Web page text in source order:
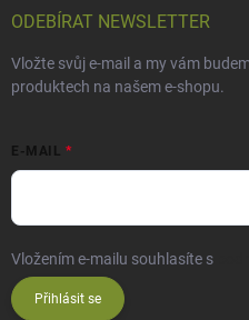
ODEBÍRAT NEWSLETTER
Vložte svůj e-mail a my vám
produktech na našem e-shopu.
E-MAIL
Vložením e-mailu souhlasíte s
Přihlásit se